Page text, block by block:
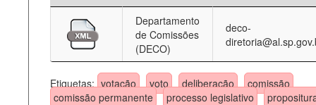
Departamento
de Comissões
(DECO)
deco-
Etiquetas: votação voto deliberação
comissão
comissão permanente
processo legislativo